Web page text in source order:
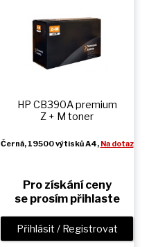
HP CB390A premium
Z + M toner
Černá, 19500 výtisků A4, Na dotaz
Pro získání ceny
se prosím přihlaste
Přihlásit / Registrovat